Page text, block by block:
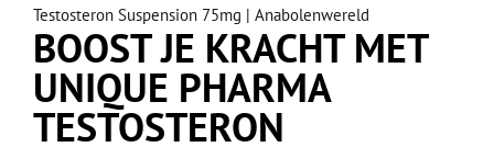
Testosteron Suspension 75mg | Anabolenwereld
BOOST JE KRACHT MET
UNIQUE PHARMA
TESTOSTERON